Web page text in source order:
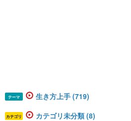
テーマ 生き方上手 (719)
カテゴリ カテゴリ未分類 (8)